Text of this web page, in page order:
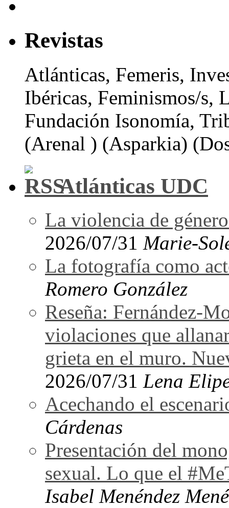
Revistas
Atlánticas, Femeris,
Ibéricas, Feminismos/s,
Fundación Isonomía,
(Arenal ) (Asparkia)
Atlánticas UDC
La violencia de
2026/07/31 Marie-
La fotografía como
Romero González
Reseña: Fernández-
violaciones que
grieta en el muro.
2026/07/31 Lena
Acechando el
Cárdenas
Presentación del
sexual. Lo que el
Isabel Menéndez